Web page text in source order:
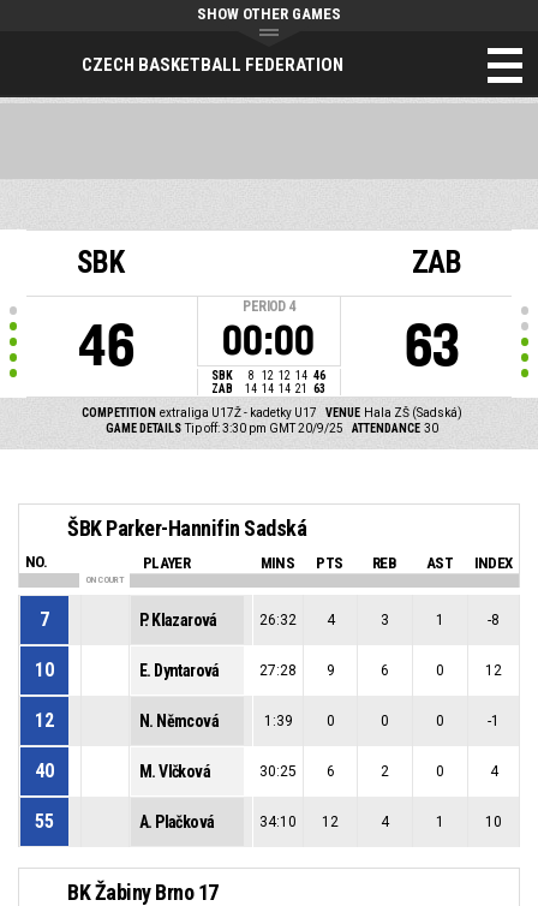
CZECH BASKETBALL FEDERATION
SHOW OTHER GAMES
SBK
46
PERIOD 4
00:00
SBK 8 12 12 14 46
ZAB
14 14 14 21 63
ZAB
63
COMPETITION extraliga U17Ž - kadetky U17 VENUE Hala ZŠ (Sadská)
GAME DETAILS Tip off: 3:30 pm GMT 20/9/25 ATTENDANCE 30
ŠBK Parker-Hannifin Sadská
NO. PLAYER MINS PTS REB AST INDEX
ON COURT
7 P. Klazarová 26:32 4 3 1 -8
10 E. Dyntarová 27:28 9 6 0 12
12 N. Němcová 1:39 0 0 0 -1
40 M. Vlčková 30:25 6 2 0 4
55 A. Plačková 34:10 12 4 1 10
BK Žabiny Brno 17